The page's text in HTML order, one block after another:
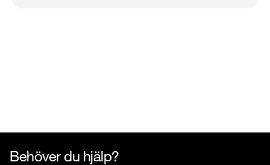
Behöver du hjälp?